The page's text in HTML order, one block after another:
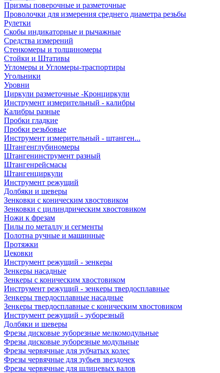
Призмы поверочные и разметочные
Проволочки для измерения среднего диаметра резьбы
Рулетки
Скобы индикаторные и рычажные
Средства измерений
Стенкомеры и толщиномеры
Стойки и Штативы
Угломеры и Угломеры-траспортиры
Угольники
Уровни
Циркули разметочные -Кронциркули
Инструмент измерительный - калибры
Калибры разные
Пробки гладкие
Пробки резьбовые
Инструмент измерительный - штанген...
Штангенглубиномеры
Штангенинструмент разный
Штангенрейсмасы
Штангенциркули
Инструмент режущий
Долбяки и шеверы
Зенковки с коническим хвостовиком
Зенковки с цилиндрическим хвостовиком
Ножи к фрезам
Пилы по металлу и сегменты
Полотна ручные и машинные
Протяжки
Цековки
Инструмент режущий - зенкеры
Зенкеры насадные
Зенкеры с коническим хвостовиком
Инструмент режущий - зенкеры твердосплавные
Зенкеры твердосплавные насадные
Зенкеры твердосплавные с коническим хвостовиком
Инструмент режущий - зуборезный
Долбяки и шеверы
Фрезы дисковые зуборезные мелкомодульные
Фрезы дисковые зуборезные модульные
Фрезы червячные для зубчатых колес
Фрезы червячные для зубьев звездочек
Фрезы червячные для шлицевых валов